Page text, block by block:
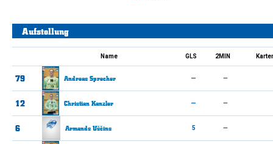
Aufstellung
Name GLS 2MIN
79 Andreas Sprecher — —
12 ChristianKanzler — —
6 Armands Uščins 5 —